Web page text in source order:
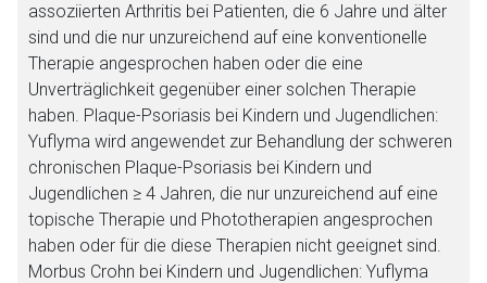
assoziierten Arthritis bei Patienten, die 6 Jahre und älter
sind und die nur unzureichend auf eine konventionelle
Therapie angesprochen haben oder die eine
Unverträglichkeit gegenüber einer solchen Therapie
haben. Plaque-Psoriasis bei Kindern und Jugendlichen:
Yuflyma wird angewendet zur Behandlung der schweren
chronischen Plaque-Psoriasis bei Kindern und
Jugendlichen ≥ 4 Jahren, die nur unzureichend auf eine
topische Therapie und Phototherapien angesprochen
haben oder für die diese Therapien nicht geeignet sind.
Morbus Crohn bei Kindern und Jugendlichen: Yuflyma